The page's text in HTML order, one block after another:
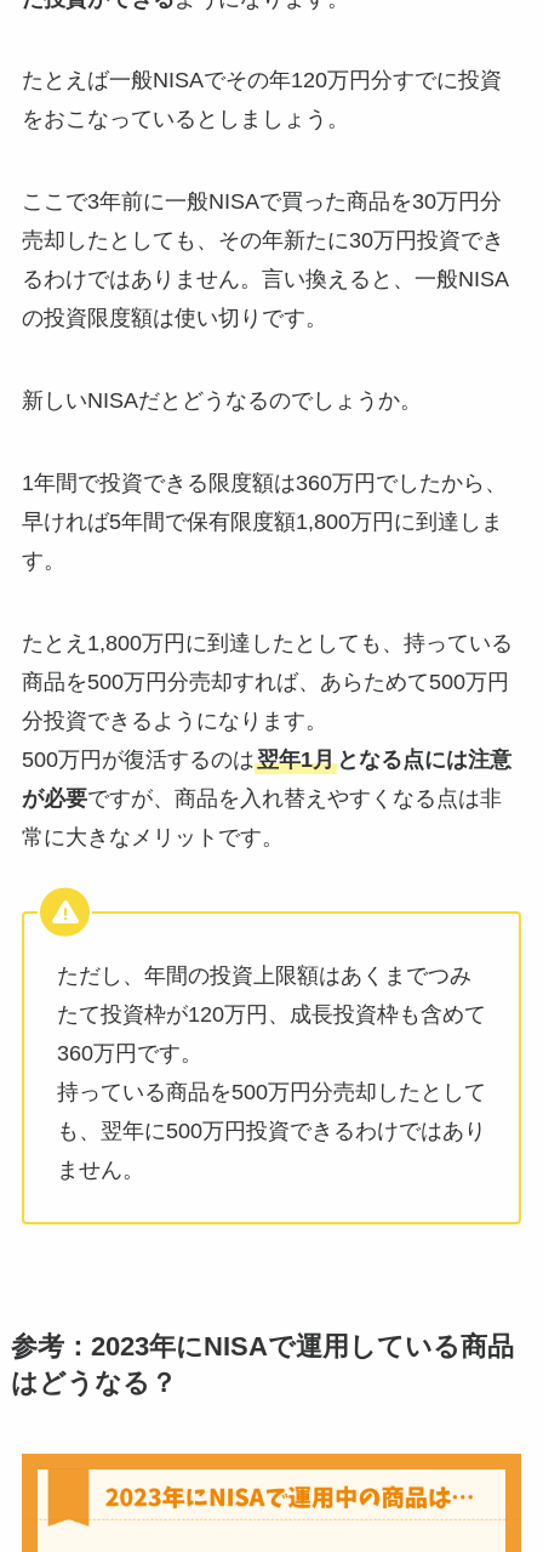
たとえば一般NISAでその年120万円分すでに投資
をおこなっているとしましょう。
ここで3年前に一般NISAで買った商品を30万円分
売却したとしても、その年新たに30万円投資でき
るわけではありません。言い換えると、一般NISA
の投資限度額は使い切りです。
新しいNISAだとどうなるのでしょうか。
1年間で投資できる限度額は360万円でしたから、
早ければ5年間で保有限度額1,800万円に到達しま
す。
たとえ1,800万円に到達したとしても、持っている
商品を500万円分売却すれば、あらためて500万円
分投資できるようになります。
500万円が復活するのは翌年1月となる点には注意
が必要ですが、商品を入れ替えやすくなる点は非
常に大きなメリットです。
ただし、年間の投資上限額はあくまでつみ
たて投資枠が120万円、成長投資枠も含めて
360万円です。
持っている商品を500万円分売却したとして
も、翌年に500万円投資できるわけではあり
ません。
参考：2023年にNISAで運用している商品
はどうなる？